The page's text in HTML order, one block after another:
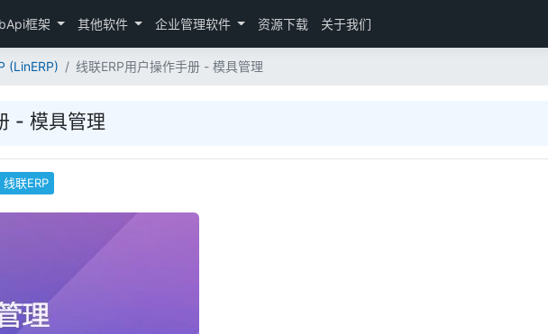
框架 其他软件 企业管理软件 资源下载 关于我们
(LinERP) 线联ERP用户操作手册 - 模具管理
- 模具管理
线联ERP